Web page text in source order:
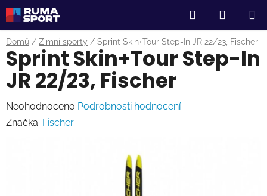
Přejít
na
obsah
Hledat
KOŠÍK
Domů / Zimní sporty / Sprint Skin+Tour Step-In JR 22/23, Fischer
Sprint Skin+Tour Step-In
JR 22/23, Fischer
Průměrné
hodnocení
Neohodnoceno Podrobnosti hodnocení
Značka: Fischer